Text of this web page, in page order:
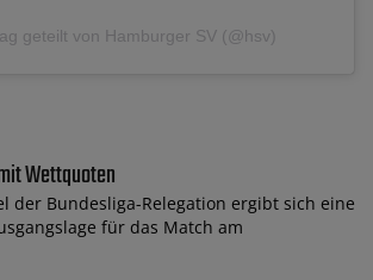
geteilt von Hamburger SV (@hsv)
Wettquoten
der Bundesliga-Relegation ergibt sich eine
für das Match am